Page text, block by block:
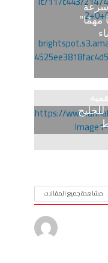
سرعة
مهمًا”
للخليج
مشاهدة جميع المقالات